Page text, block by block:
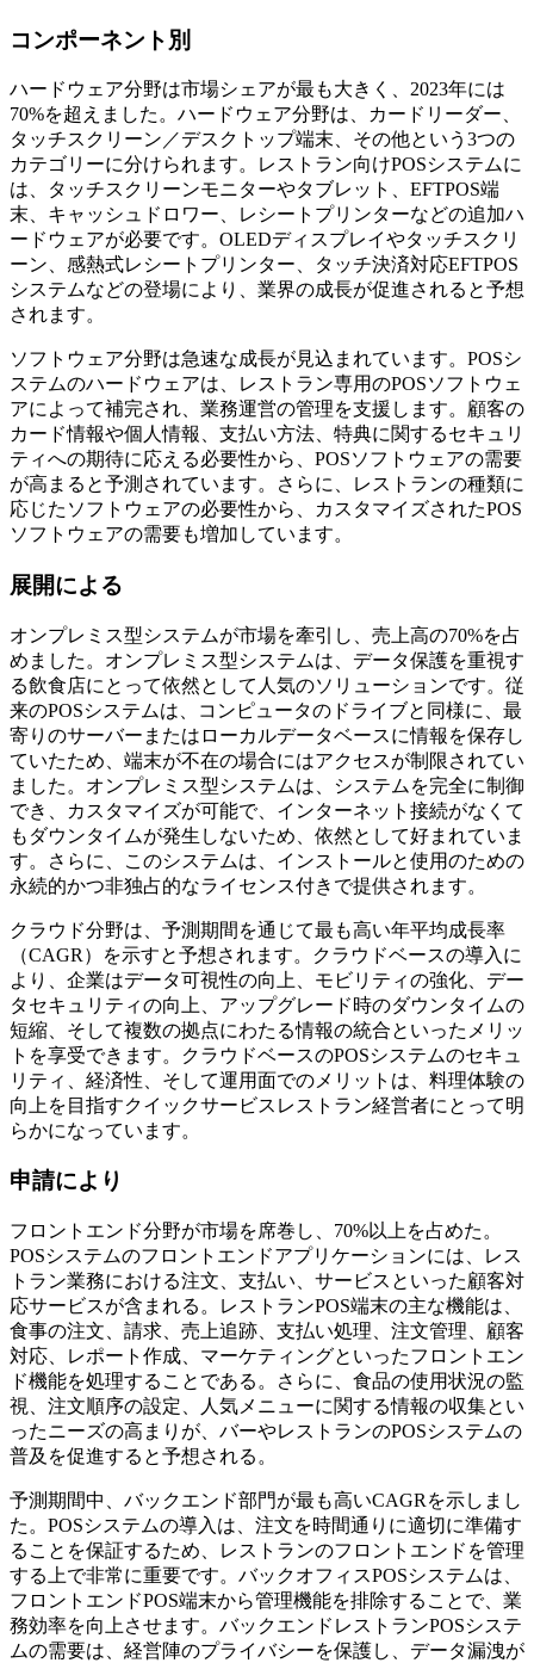
コンポーネント別
ハードウェア分野は市場シェアが最も大きく、2023年には
70%を超えました。ハードウェア分野は、カードリーダー、
タッチスクリーン／デスクトップ端末、その他という3つの
カテゴリーに分けられます。レストラン向けPOSシステムに
は、タッチスクリーンモニターやタブレット、EFTPOS端
末、キャッシュドロワー、レシートプリンターなどの追加ハ
ードウェアが必要です。OLEDディスプレイやタッチスクリ
ーン、感熱式レシートプリンター、タッチ決済対応EFTPOS
システムなどの登場により、業界の成長が促進されると予想
されます。
ソフトウェア分野は急速な成長が見込まれています。POSシ
ステムのハードウェアは、レストラン専用のPOSソフトウェ
アによって補完され、業務運営の管理を支援します。顧客の
カード情報や個人情報、支払い方法、特典に関するセキュリ
ティへの期待に応える必要性から、POSソフトウェアの需要
が高まると予測されています。さらに、レストランの種類に
応じたソフトウェアの必要性から、カスタマイズされたPOS
ソフトウェアの需要も増加しています。
展開による
オンプレミス型システムが市場を牽引し、売上高の70%を占
めました。オンプレミス型システムは、データ保護を重視す
る飲食店にとって依然として人気のソリューションです。従
来のPOSシステムは、コンピュータのドライブと同様に、最
寄りのサーバーまたはローカルデータベースに情報を保存し
ていたため、端末が不在の場合にはアクセスが制限されてい
ました。オンプレミス型システムは、システムを完全に制御
でき、カスタマイズが可能で、インターネット接続がなくて
もダウンタイムが発生しないため、依然として好まれていま
す。さらに、このシステムは、インストールと使用のための
永続的かつ非独占的なライセンス付きで提供されます。
クラウド分野は、予測期間を通じて最も高い年平均成長率
（CAGR）を示すと予想されます。クラウドベースの導入に
より、企業はデータ可視性の向上、モビリティの強化、デー
タセキュリティの向上、アップグレード時のダウンタイムの
短縮、そして複数の拠点にわたる情報の統合といったメリッ
トを享受できます。クラウドベースのPOSシステムのセキュ
リティ、経済性、そして運用面でのメリットは、料理体験の
向上を目指すクイックサービスレストラン経営者にとって明
らかになっています。
申請により
フロントエンド分野が市場を席巻し、70%以上を占めた。
POSシステムのフロントエンドアプリケーションには、レス
トラン業務における注文、支払い、サービスといった顧客対
応サービスが含まれる。レストランPOS端末の主な機能は、
食事の注文、請求、売上追跡、支払い処理、注文管理、顧客
対応、レポート作成、マーケティングといったフロントエン
ド機能を処理することである。さらに、食品の使用状況の監
視、注文順序の設定、人気メニューに関する情報の収集とい
ったニーズの高まりが、バーやレストランのPOSシステムの
普及を促進すると予想される。
予測期間中、バックエンド部門が最も高いCAGRを示しまし
た。POSシステムの導入は、注文を時間通りに適切に準備す
ることを保証するため、レストランのフロントエンドを管理
する上で非常に重要です。バックオフィスPOSシステムは、
フロントエンドPOS端末から管理機能を排除することで、業
務効率を向上させます。バックエンドレストランPOSシステ
ムの需要は、経営陣のプライバシーを保護し、データ漏洩が